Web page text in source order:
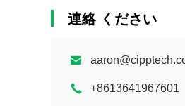
連絡 ください
+8613641967601